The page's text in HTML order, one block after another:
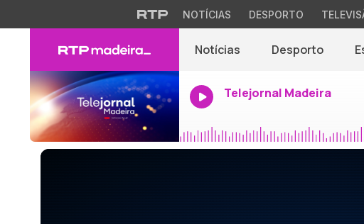
NOTÍCIAS DESPORTO
Notícias Desporto
Telejornal Madeira